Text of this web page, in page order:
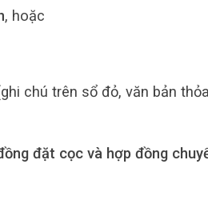
, hoặc
chú trên sổ đỏ, văn bản
đặt cọc và hợp đồng